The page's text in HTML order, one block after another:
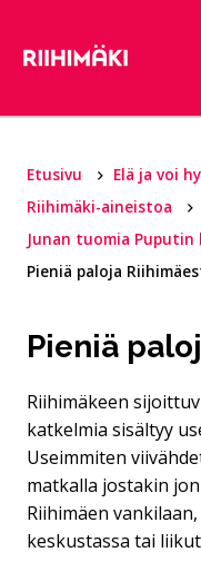
Etusivu Elä ja voi
Riihimäki-aineistoa
Junan tuomia Puputin
Pieniä paloja
Pieniä
Riihimäkeen
katkelmia sisältyy
Useimmiten
matkalla jostakin
Riihimäen
keskustassa tai